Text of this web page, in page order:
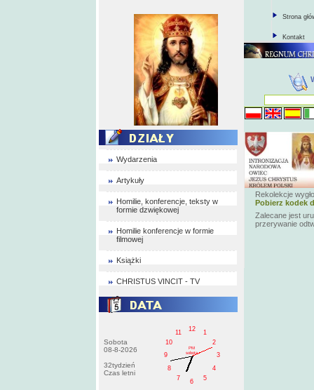
Wydarzenia
Artykuły
Homilie, konferencje, teksty w
formie dzwiękowej
Homilie konferencje w formie
filmowej
Książki
CHRISTUS VINCIT - TV
Sobota
08-8-2026
32tydzień
Czas letni
1
2
3
4
5
6
7
8
9
10
11
12
PM
sobota
Strona
Kontakt
Rekolekcje
Pobierz kodek
Zalecane jest
przerywanie